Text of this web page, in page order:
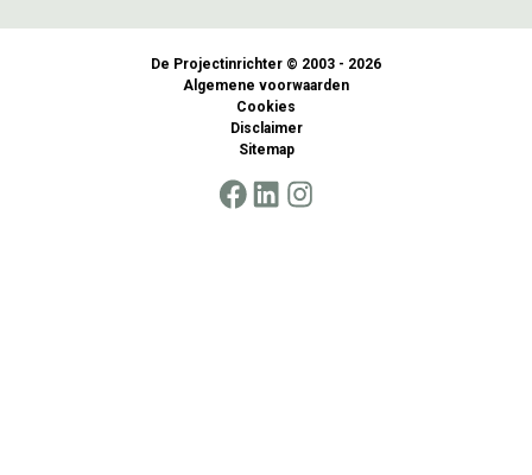
De Projectinrichter © 2003 - 2026
Algemene voorwaarden
Cookies
Disclaimer
Sitemap